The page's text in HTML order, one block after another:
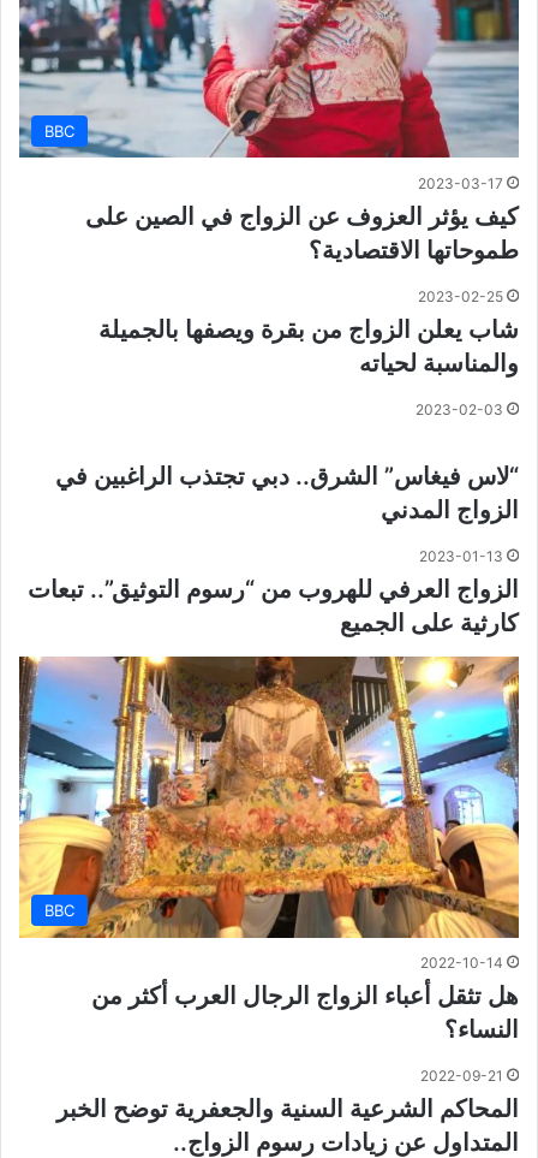
BBC
2023-03-17
كيف يؤثر العزوف عن الزواج في الصين على
طموحاتها الاقتصادية؟
2023-02-25
شاب يعلن الزواج من بقرة ويصفها بالجميلة
والمناسبة لحياته
2023-02-03
“لاس فيغاس” الشرق.. دبي تجتذب الراغبين في
الزواج المدني
2023-01-13
الزواج العرفي للهروب من “رسوم التوثيق”.. تبعات
كارثية على الجميع
BBC
2022-10-14
هل تثقل أعباء الزواج الرجال العرب أكثر من
النساء؟
2022-09-21
المحاكم الشرعية السنية والجعفرية توضح الخبر
المتداول عن زيادات رسوم الزواج..